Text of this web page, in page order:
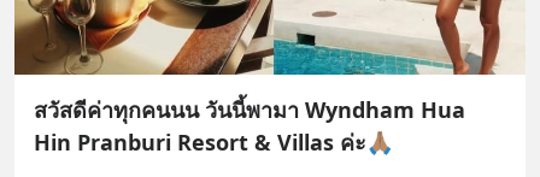
สวัสดีค่าทุกคนนน วันนี้พามา Wyndham Hua
Hin Pranburi Resort & Villas ค่ะ🙏🏽